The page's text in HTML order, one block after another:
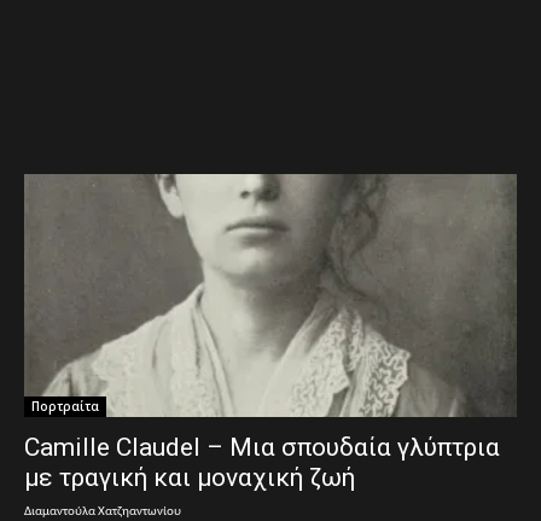
Πορτραίτα
Camille Claudel – Μια σπουδαία γλύπτρια
με τραγική και μοναχική ζωή
Διαμαντούλα Χατζηαντωνίου